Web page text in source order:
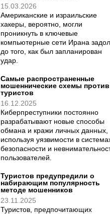
15.03.2026
Американские и израильские
хакеры, вероятно, могли
проникнуть в ключевые
компьютерные сети Ирана
до того, как был запланирован
удар.
Самые распространенные
мошеннические схемы против
туристов
16.12.2025
Киберпреступники постоянно
разрабатывают новые способы
обмана и кражи личных данных,
используя уязвимости в
безопасности и
пользователей.
Туристов предупредили о
набирающим популярность
методе мошенников
23.11.2025
Туристов, предпочитающих